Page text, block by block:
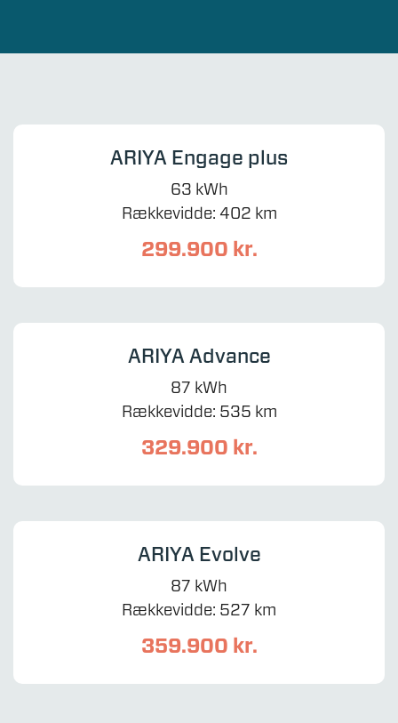
ARIYA Engage plus
63 kWh
Rækkevidde: 402 km
299.900 kr.
ARIYA Advance
87 kWh
Rækkevidde: 535 km
329.900 kr.
ARIYA Evolve
87 kWh
Rækkevidde: 527 km
359.900 kr.